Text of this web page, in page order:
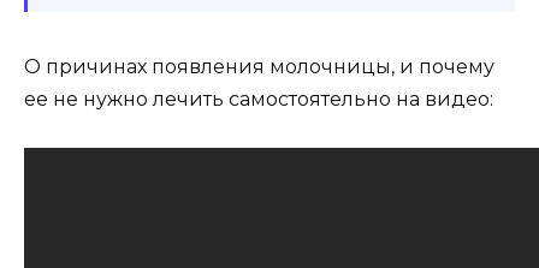
О причинах появления молочницы, и почему
ее не нужно лечить самостоятельно на видео: